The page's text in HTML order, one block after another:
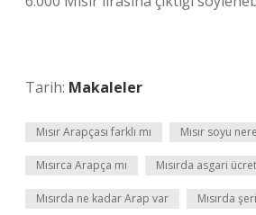
Tarih: Makaleler
Mısır Arapçası farklı mı Mısır soyu
Mısırca Arapça mı Mısırda asgari
Mısırda ne kadar Arap var Mısırda